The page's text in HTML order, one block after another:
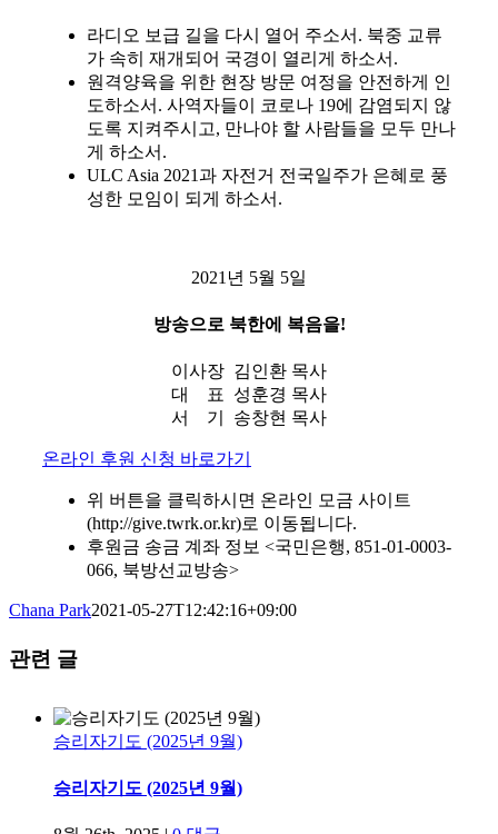
라디오 보급 길을 다시 열어 주소서. 북중 교류
가 속히 재개되어 국경이 열리게 하소서.
원격양육을 위한 현장 방문 여정을 안전하게 인
도하소서. 사역자들이 코로나 19에 감염되지 않
도록 지켜주시고, 만나야 할 사람들을 모두 만나
게 하소서.
ULC Asia 2021과 자전거 전국일주가 은혜로 풍
성한 모임이 되게 하소서.
2021년 5월 5일
방송으로 북한에 복음을!
이사장 김인환 목사
대 표 성훈경 목사
서 기 송창현 목사
온라인 후원 신청 바로가기
위 버튼을 클릭하시면 온라인 모금 사이트
(http://give.twrk.or.kr)로 이동됩니다.
후원금 송금 계좌 정보 <국민은행, 851-01-0003-
066, 북방선교방송>
Chana Park2021-05-27T12:42:16+09:00
관련 글
승리자기도 (2025년 9월)
승리자기도 (2025년 9월)